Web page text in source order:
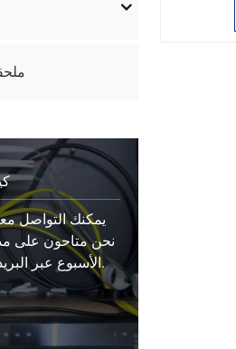
يمكنك التواصل
نحن متاحون على
الأسبوع عبر البريد الإلكتروني أو الهاتف.